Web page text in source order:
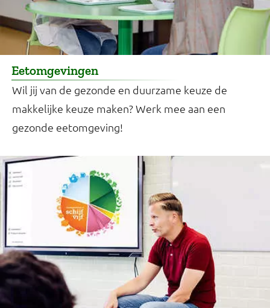
Eetomgevingen
Wil jij van de gezonde en duurzame keuze de
makkelijke keuze maken? Werk mee aan een
gezonde eetomgeving!